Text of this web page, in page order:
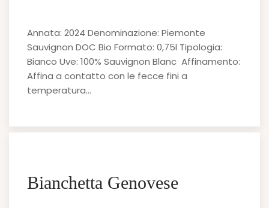
Annata: 2024 Denominazione: Piemonte
Sauvignon DOC Bio Formato: 0,75l Tipologia:
Bianco Uve: 100% Sauvignon Blanc Affinamento:
Affina a contatto con le fecce fini a
temperatura…
Bianchetta Genovese